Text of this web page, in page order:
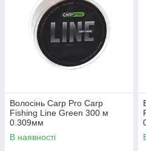
Волосінь Carp Pro Carp
Fishing Line Green 300 м
0.309мм
В наявності